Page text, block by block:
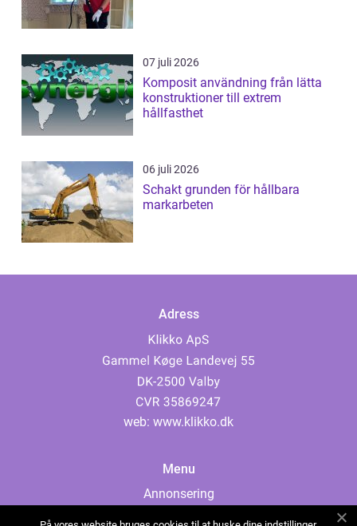
07 juli 2026
Komposit användning från lätta
konstruktioner till extrem
hållfasthet
06 juli 2026
Schakt grunden för hållbara
markarbeten
Adress
web: www.klikko.dk
Menu
Annonsering